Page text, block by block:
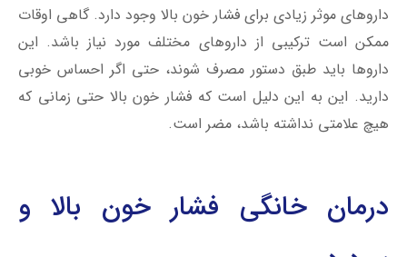
داروهای موثر زیادی برای فشار خون بالا وجود دارد. گاهی اوقات
ممکن است ترکیبی از داروهای مختلف مورد نیاز باشد. این
داروها باید طبق دستور مصرف شوند، حتی اگر احساس خوبی
دارید. این به این دلیل است که فشار خون بالا حتی زمانی که
هیچ علامتی نداشته باشد، مضر است.
درمان خانگی فشار خون بالا و